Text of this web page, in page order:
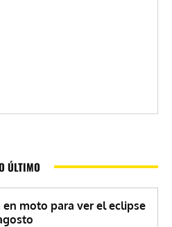
ÚLTIMO
en moto para ver el eclipse